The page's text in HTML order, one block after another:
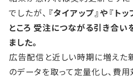
でしたが、 『タイアップ』や『ト
ところ 受注につながる引き合い
ました。
広告配信と近しい時期に増えた
のデータを取って定量化し、費用